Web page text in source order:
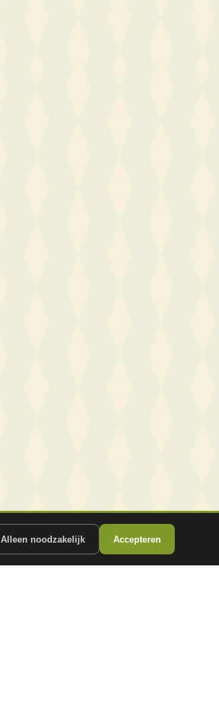
Alleen noodzakelijk Accepteren